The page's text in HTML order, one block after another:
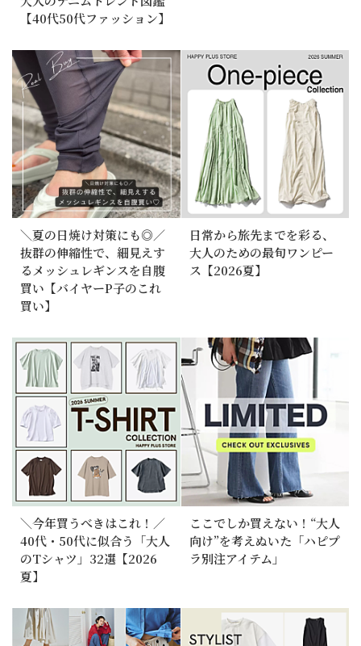
【40代50代ファッション】
＼夏の日焼け対策にも◎／
抜群の伸縮性で、細見えす
るメッシュレギンスを自腹
買い【バイヤーP子のこれ
買い】
日常から旅先までを彩る、
大人のための最旬ワンピー
ス【2026夏】
＼今年買うべきはこれ！／
40代・50代に似合う「大人
のTシャツ」32選【2026
夏】
ここでしか買えない！“大人
向け”を考えぬいた「ハピプ
ラ別注アイテム」